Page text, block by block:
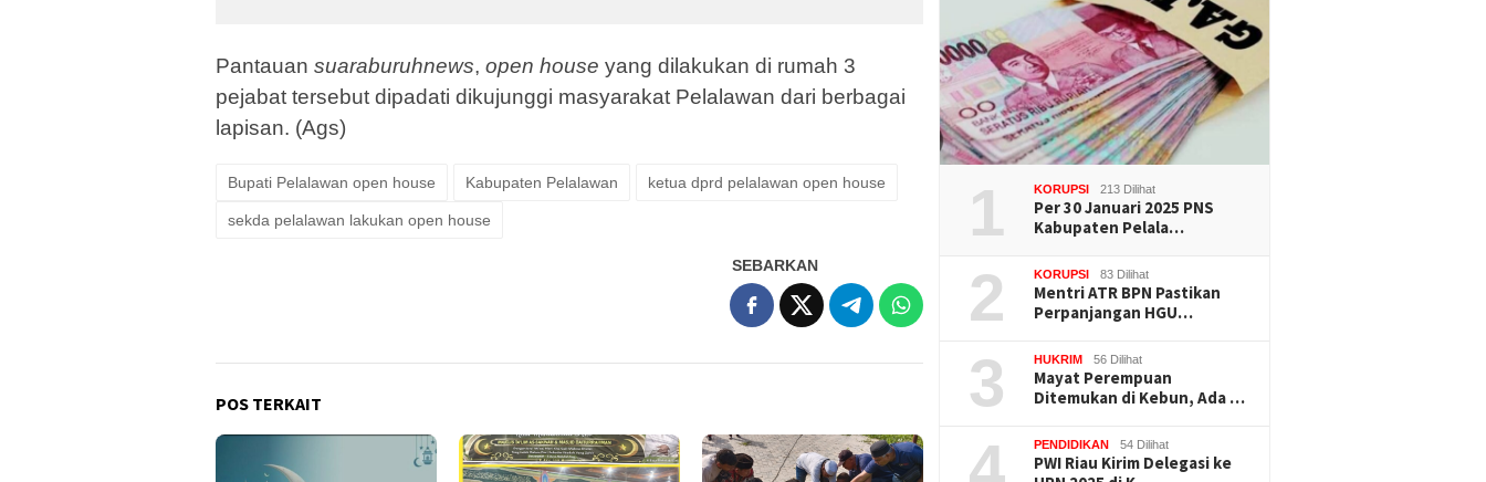
Pantauan suaraburuhnews, open house yang dilakukan di rumah 3
pejabat tersebut dipadati dikujunggi masyarakat Pelalawan dari berbagai
lapisan. (Ags)
Bupati Pelalawan open house Kabupaten Pelalawan ketua dprd pelalawan open house
sekda pelalawan lakukan open house
SEBARKAN
POS TERKAIT
1 KORUPSI 213 Dilihat
Per 30 Januari 2025 PNS
Kabupaten Pelala…
2 KORUPSI 83 Dilihat
Mentri ATR BPN Pastikan
Perpanjangan HGU…
3 HUKRIM 56 Dilihat
Mayat Perempuan
Ditemukan di Kebun, Ada …
PENDIDIKAN 54 Dilihat
PWI Riau Kirim Delegasi ke